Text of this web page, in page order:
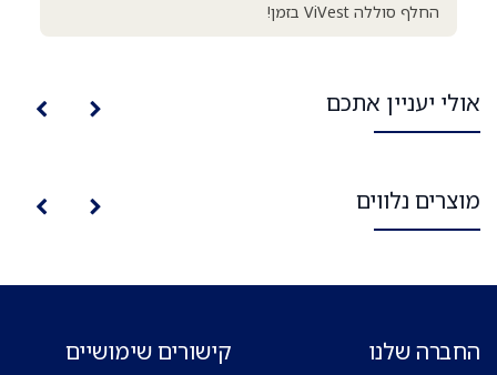
החלף סוללה ViVest בזמן!
אולי יעניין אתכם
מוצרים נלווים
החברה שלנו קישורים שימושיים